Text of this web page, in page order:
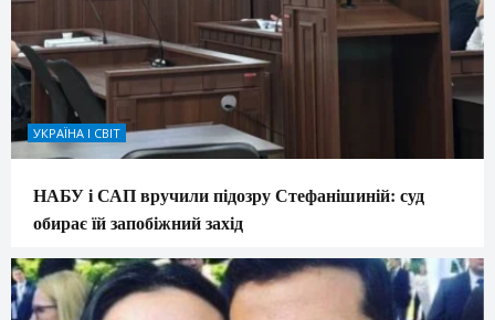
УКРАЇНА І СВІТ
НАБУ і САП вручили підозру Стефанішиній: суд
обирає їй запобіжний захід